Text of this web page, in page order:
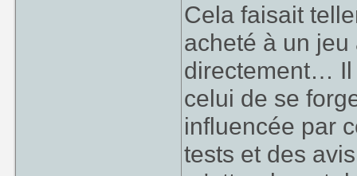
Cela faisait
acheté à un
directement… Il
celui de se
influencée par
tests et des